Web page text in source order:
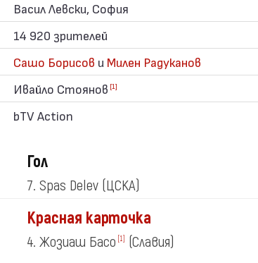
Васил Левски, София
14 920 зрителей
Сашо Борисов и Милен Радуканов
Ивайло Стоянов [1]
bTV Action
Гол
7. Spas Delev (ЦСКА)
Красная карточка
4. Жозиаш Басо [1] (Славия)